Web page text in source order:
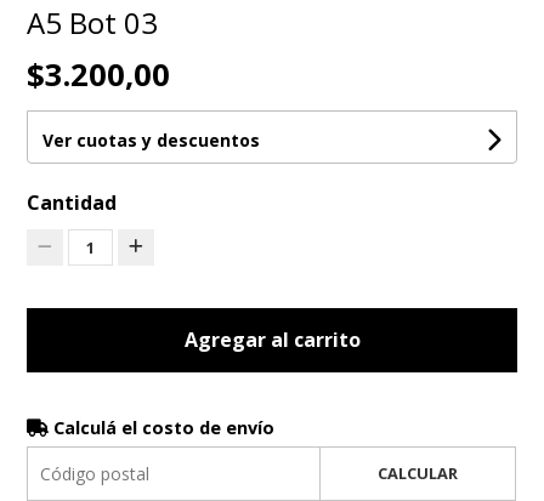
A5 Bot 03
$3.200,00
Ver cuotas y descuentos
Cantidad
1
Agregar al carrito
Calculá el costo de envío
CALCULAR